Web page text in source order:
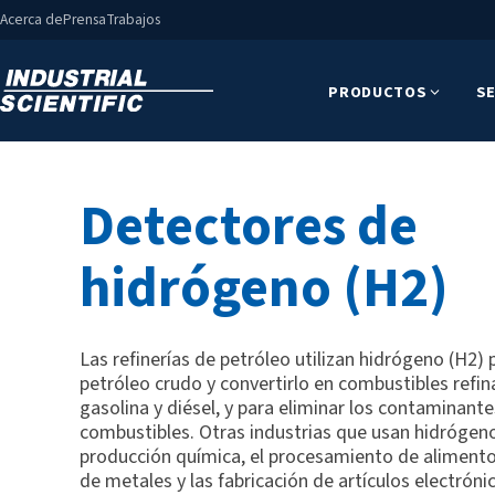
Acerca dePrensaTrabajos
PRODUCTOS
Detectores de
hidrógeno (H2)
Las refinerías de petróleo utilizan hidrógeno (H2)
petróleo crudo y convertirlo en combustibles
gasolina y diésel, y para eliminar los
combustibles. Otras industrias que usan
producción química, el procesamiento de
de metales y las fabricación de artículos